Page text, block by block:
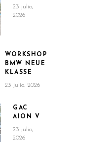
23 julio,
2026
WORKSHOP
BMW NEUE
KLASSE
23 julio, 2026
GAC
AION V
23 julio,
2026